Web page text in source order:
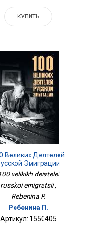
КУПИТЬ
Великих Деятелей
Эмиграции
100 velikikh deiatelei
russkoi emigratsii ,
Rebenina P.
Ребенина П.
Артикул: 1550405